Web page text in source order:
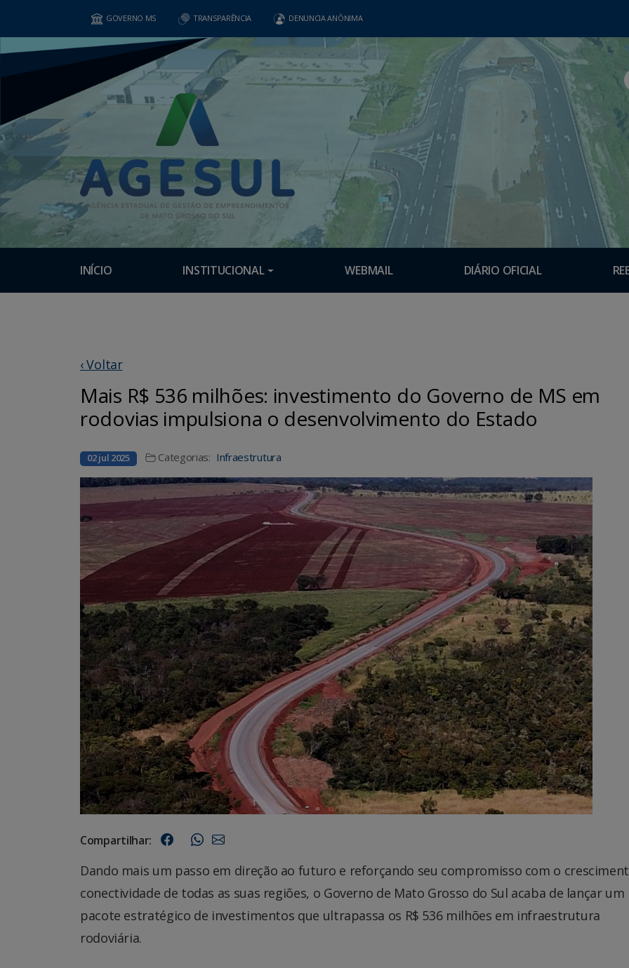
GOVERNO MS TRANSPARÊNCIA DENUNCIA ANÔNIMA
INÍCIO INSTITUCIONAL WEBMAIL DIÁRIO OFICIAL
‹ Voltar
Mais R$ 536 milhões: investimento do Governo de MS em
rodovias impulsiona o desenvolvimento do Estado
02 jul 2025 Categorias: Infraestrutura
Compartilhar:
Dando mais um passo em direção ao futuro e reforçando seu compromisso com o
conectividade de todas as suas regiões, o Governo de Mato Grosso do Sul acaba de lançar um
pacote estratégico de investimentos que ultrapassa os R$ 536 milhões em infraestrutura
rodoviária.